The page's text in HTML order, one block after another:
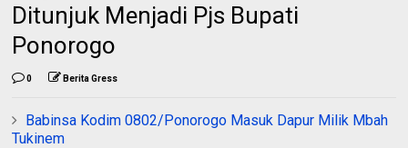
Ditunjuk Menjadi Pjs Bupati
Ponorogo
0 Berita Gress
Babinsa Kodim 0802/Ponorogo Masuk Dapur Milik Mbah
Tukinem